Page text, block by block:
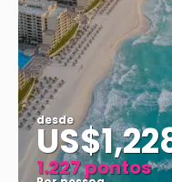
desde
1.227 pontos